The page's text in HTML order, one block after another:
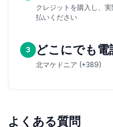
クレジットを購入し、
払いください
3 どこにでも電
北マケドニア (+389)
よくある質問